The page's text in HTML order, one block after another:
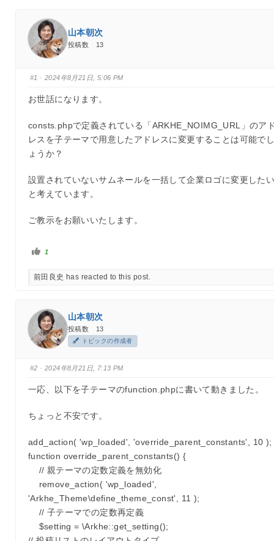
山本朝次
投稿数 13
#1 · 2024年8月21日, 5:06 PM
お世話になります。
consts.phpで定義されている「ARKHE_NOIMG_URL」のア
レスを子テーマで用意したアドレスに変更することは可能で
ょうか？
設置されていないサムネールを一括して企業ロゴに変更した
と考えています。
ご教示をお願いいたします。
い
い
を
1
前田良史 has reacted to this post.
山本朝次
投稿数 13
トピックの作成者
#2 · 2024年8月21日, 7:13 PM
一応、以下を子テーマのfunction.phpに書いて動きました。
ちょっと不安です。
add_action( 'wp_loaded', 'override_parent_constants', 10 );
function override_parent_constants() {
// 親テーマの定数定義を無効化
remove_action( 'wp_loaded',
'Arkhe_Theme\define_theme_const', 11 );
// 子テーマでの定数再定義
$setting = \Arkhe::get_setting();